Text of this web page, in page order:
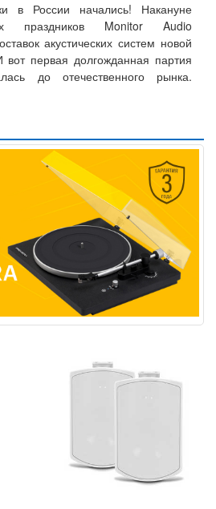
в России начались! Накануне
праздников Monitor Audio
акустических систем новой
первая долгожданная партия
до отечественного рынка.